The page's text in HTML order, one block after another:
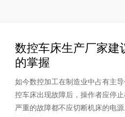
数控车床生产厂家建
的掌握
如今数控加工在制造业中占有主
控车床出现故障后，操作者应停
严重的故障都不应切断机床的电